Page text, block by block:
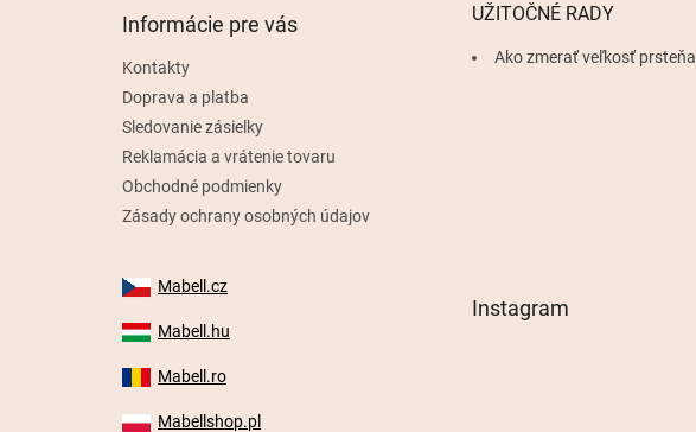
Informácie pre vás
Kontakty
Doprava a platba
Sledovanie zásielky
Reklamácia a vrátenie tovaru
Obchodné podmienky
Zásady ochrany osobných údajov
UŽITOČNÉ RADY
Ako zmerať veľkosť prsteňa
Mabell.cz
Mabell.hu
Mabell.ro
Mabellshop.pl
Instagram